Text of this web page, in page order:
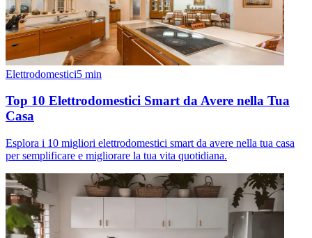
Elettrodomestici5 min
Top 10 Elettrodomestici Smart da Avere nella Tua
Casa
Esplora i 10 migliori elettrodomestici smart da avere nella tua casa
per semplificare e migliorare la tua vita quotidiana.